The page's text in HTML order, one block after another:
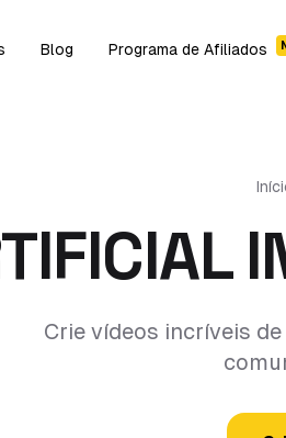
Blog Programa de Afiliados
Crie vídeos incríveis